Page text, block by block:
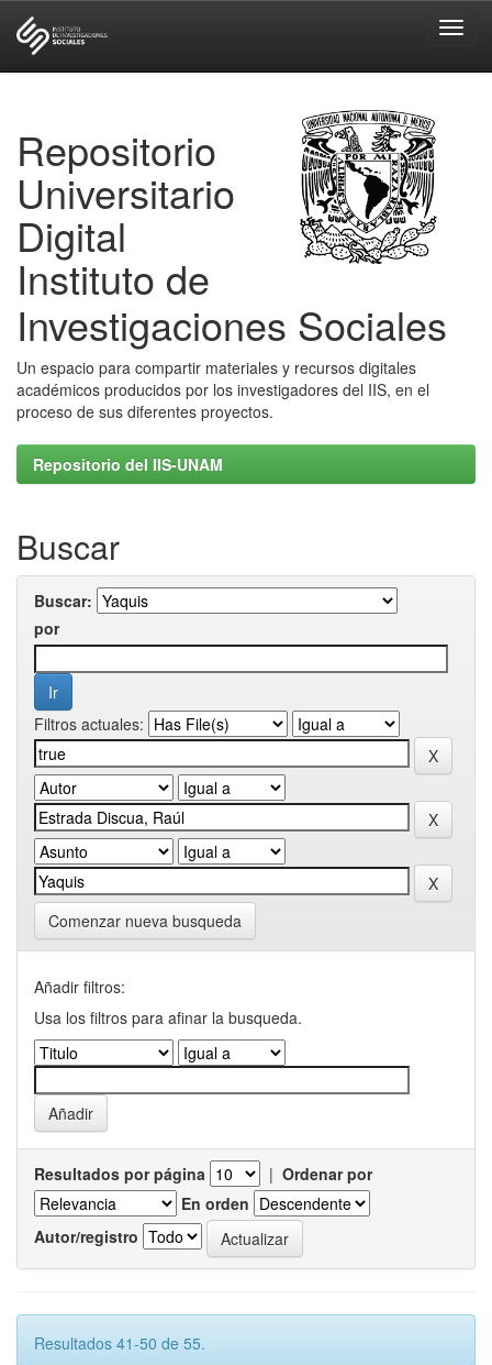
Repositorio
Universitario
Digital
Instituto de
Investigaciones Sociales
Un espacio para compartir materiales y recursos digitales
académicos producidos por los investigadores del IIS, en el
proceso de sus diferentes proyectos.
Repositorio del IIS-UNAM
Buscar
Buscar:
por
Filtros actuales:
Comenzar nueva busqueda
Añadir filtros:
Usa los filtros para afinar la busqueda.
Resultados por página | Ordenar por
En orden
Autor/registro
Resultados 41-50 de 55.